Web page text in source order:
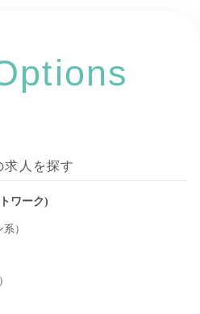
人を探す
ワーク)
）